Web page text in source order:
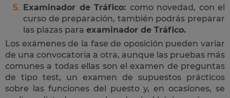
Examinador de Tráfico: como novedad, con el
curso de preparación, también podrás preparar
las plazas para examinador de Tráfico.
Los exámenes de la fase de oposición pueden variar
de una convocatoria a otra, aunque las pruebas más
comunes a todas ellas son el examen de preguntas
de tipo test, un examen de supuestos prácticos
sobre las funciones del puesto y, en ocasiones, se